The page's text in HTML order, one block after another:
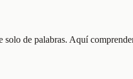
de palabras. Aquí